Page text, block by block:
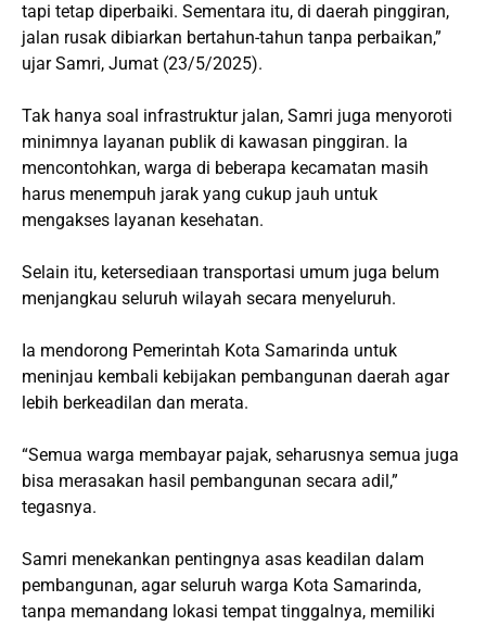
tapi tetap diperbaiki. Sementara itu, di daerah pinggiran,
jalan rusak dibiarkan bertahun-tahun tanpa perbaikan,”
ujar Samri, Jumat (23/5/2025).
Tak hanya soal infrastruktur jalan, Samri juga menyoroti
minimnya layanan publik di kawasan pinggiran. Ia
mencontohkan, warga di beberapa kecamatan masih
harus menempuh jarak yang cukup jauh untuk
mengakses layanan kesehatan.
Selain itu, ketersediaan transportasi umum juga belum
menjangkau seluruh wilayah secara menyeluruh.
Ia mendorong Pemerintah Kota Samarinda untuk
meninjau kembali kebijakan pembangunan daerah agar
lebih berkeadilan dan merata.
“Semua warga membayar pajak, seharusnya semua juga
bisa merasakan hasil pembangunan secara adil,”
tegasnya.
Samri menekankan pentingnya asas keadilan dalam
pembangunan, agar seluruh warga Kota Samarinda,
tanpa memandang lokasi tempat tinggalnya, memiliki